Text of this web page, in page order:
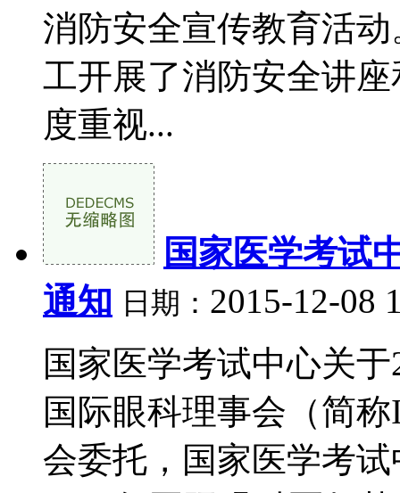
消防安全宣传教育活
工开展了消防安全讲
度重视...
国家医学考试
通知 日期： 2015-12-08
国家医学考试中心关
国际眼科理事会（简
会委托，国家医学考